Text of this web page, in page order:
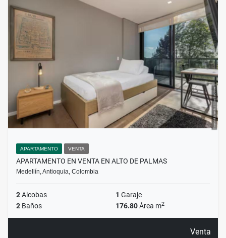
APARTAMENTO VENTA
APARTAMENTO EN VENTA EN ALTO DE PALMAS
Medellín, Antioquia, Colombia
2Alcobas 1 Garaje
2 Baños 176.80Área m2
Venta